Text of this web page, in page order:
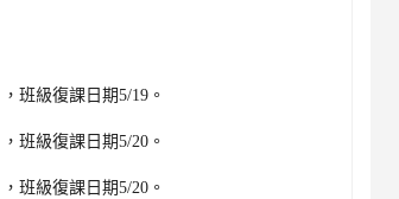
， 班級復課日期5/19。
， 班級復課日期5/20。
， 班級復課日期5/20。